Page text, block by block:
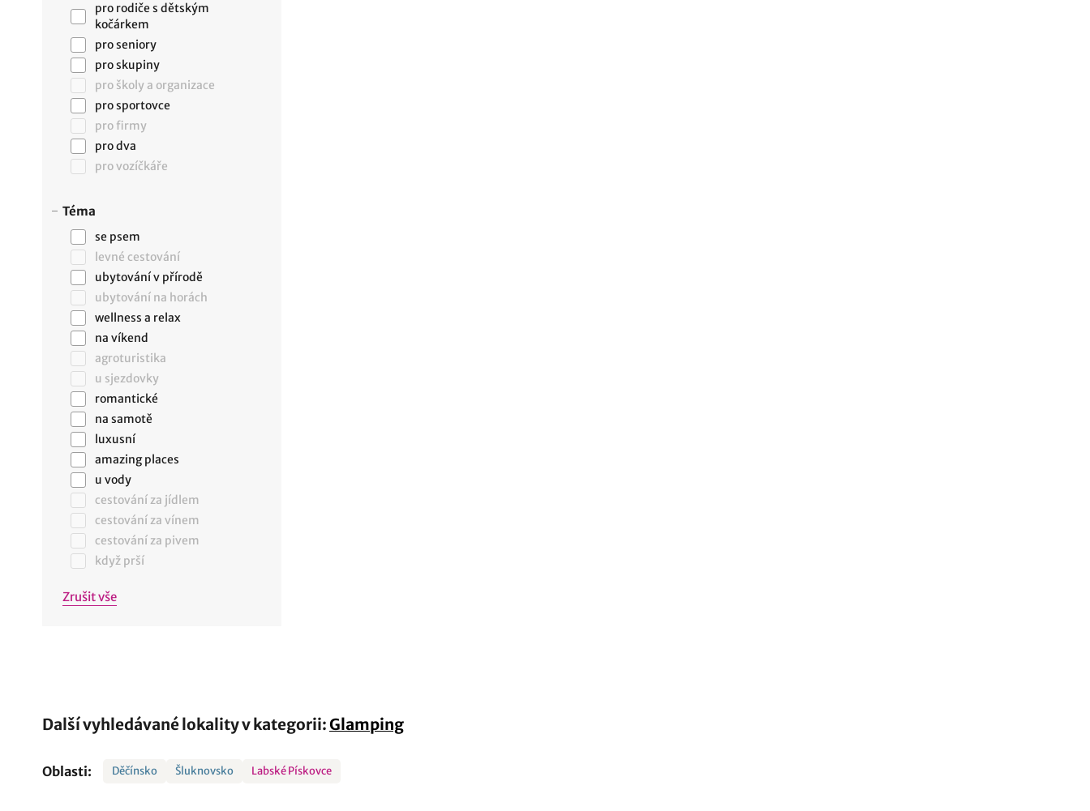
pro rodiče s dětským
kočárkem
pro seniory
pro skupiny
pro školy a organizace
pro sportovce
pro firmy
pro dva
pro vozíčkáře
Téma
se psem
levné cestování
ubytování v přírodě
ubytování na horách
wellness a relax
na víkend
agroturistika
u sjezdovky
romantické
na samotě
luxusní
amazing places
u vody
cestování za jídlem
cestování za vínem
cestování za pivem
když prší
Zrušit vše
Další vyhledávané lokality v kategorii:Glamping
Oblasti: Děčínsko Šluknovsko Labské Pískovce